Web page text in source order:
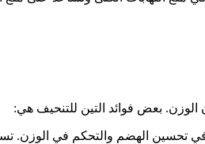
الوزن. بعض فوائد التين للتنحيف هي:
تحسين الهضم والتحكم في الوزن.